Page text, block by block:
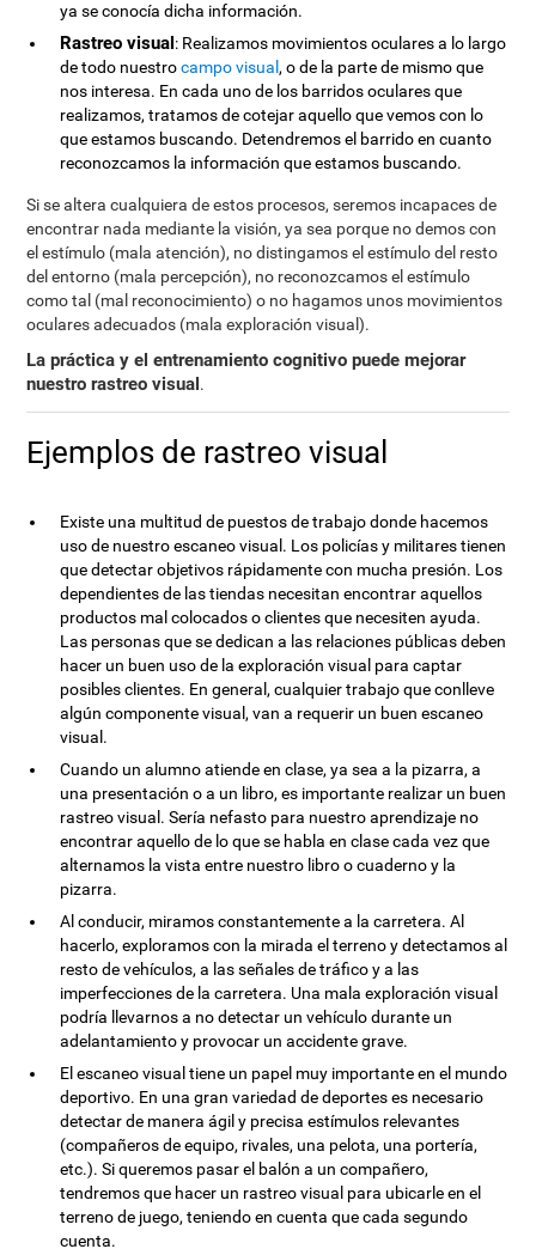
ya se conocía dicha información.
Rastreo visual: Realizamos movimientos oculares a lo largo
de todo nuestrocampo visual , o de la parte de mismo que
nos interesa. En cada uno de los barridos oculares que
realizamos, tratamos de cotejar aquello que vemos con lo
que estamos buscando. Detendremos el barrido en cuanto
reconozcamos la información que estamos buscando.
Si se altera cualquiera de estos procesos, seremos incapaces de
encontrar nada mediante la visión, ya sea porque no demos con
el estímulo (mala atención), no distingamos el estímulo del resto
del entorno (mala percepción), no reconozcamos el estímulo
como tal (mal reconocimiento) o no hagamos unos movimientos
oculares adecuados (mala exploración visual).
La práctica y el entrenamiento cognitivo puede mejorar
nuestro rastreo visual.
Ejemplos de rastreo visual
Existe una multitud de puestos de trabajo donde hacemos
uso de nuestro escaneo visual. Los policías y militares tienen
que detectar objetivos rápidamente con mucha presión. Los
dependientes de las tiendas necesitan encontrar aquellos
productos mal colocados o clientes que necesiten ayuda.
Las personas que se dedican a las relaciones públicas deben
hacer un buen uso de la exploración visual para captar
posibles clientes. En general, cualquier trabajo que conlleve
algún componente visual, van a requerir un buen escaneo
visual.
Cuando un alumno atiende en clase, ya sea a la pizarra, a
una presentación o a un libro, es importante realizar un buen
rastreo visual. Sería nefasto para nuestro aprendizaje no
encontrar aquello de lo que se habla en clase cada vez que
alternamos la vista entre nuestro libro o cuaderno y la
pizarra.
Al conducir, miramos constantemente a la carretera. Al
hacerlo, exploramos con la mirada el terreno y detectamos al
resto de vehículos, a las señales de tráfico y a las
imperfecciones de la carretera. Una mala exploración visual
podría llevarnos a no detectar un vehículo durante un
adelantamiento y provocar un accidente grave.
El escaneo visual tiene un papel muy importante en el mundo
deportivo. En una gran variedad de deportes es necesario
detectar de manera ágil y precisa estímulos relevantes
(compañeros de equipo, rivales, una pelota, una portería,
etc.). Si queremos pasar el balón a un compañero,
tendremos que hacer un rastreo visual para ubicarle en el
terreno de juego, teniendo en cuenta que cada segundo
cuenta.